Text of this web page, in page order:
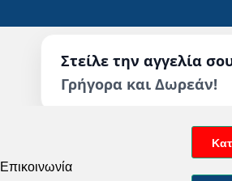
Στείλε την αγγελία
Γρήγορα και Δωρεάν!
Επικοινωνία